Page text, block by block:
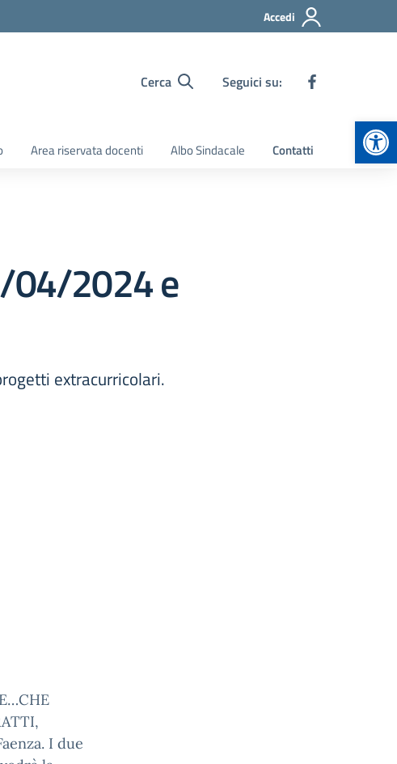
Accedi
Cerca Seguici su:
Area riservata docenti Albo Sindacale Contatti
04/2024 e
extracurricolari.
I due